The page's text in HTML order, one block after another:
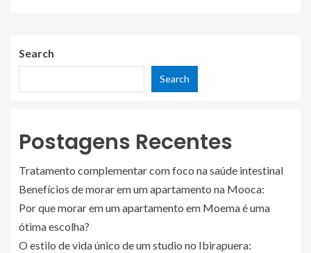
Search
Search
Postagens Recentes
Tratamento complementar com foco na saúde intestinal
Benefícios de morar em um apartamento na Mooca:
Por que morar em um apartamento em Moema é uma
ótima escolha?
O estilo de vida único de um studio no Ibirapuera: